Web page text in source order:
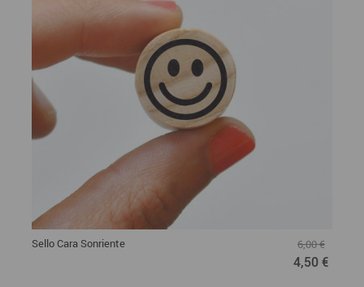
Sello Cara Sonriente 6,00 €
4,50 €